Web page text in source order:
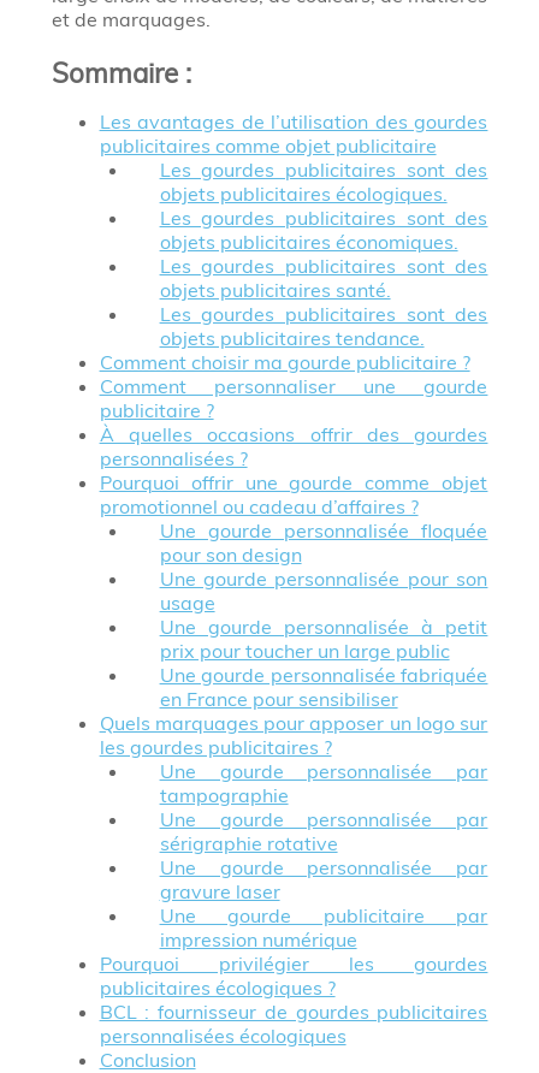
et de marquages.
Sommaire:
Les avantages de l’utilisation des gourdes
publicitaires comme objet publicitaire
Les gourdes publicitaires sont des
objets publicitaires écologiques.
Les gourdes publicitaires sont des
objets publicitaires économiques.
Les gourdes publicitaires sont des
objets publicitaires santé.
Les gourdes publicitaires sont des
objets publicitaires tendance.
Comment choisir ma gourde publicitaire ?
Comment personnaliser une gourde
publicitaire ?
À quelles occasions offrir des gourdes
personnalisées ?
Pourquoi offrir une gourde comme objet
promotionnel ou cadeau d’affaires ?
Une gourde personnalisée floquée
pour son design
Une gourde personnalisée pour son
usage
Une gourde personnalisée à petit
prix pour toucher un large public
Une gourde personnalisée fabriquée
en France pour sensibiliser
Quels marquages pour apposer un logo sur
les gourdes publicitaires ?
Une gourde personnalisée par
tampographie
Une gourde personnalisée par
sérigraphie rotative
Une gourde personnalisée par
gravure laser
Une gourde publicitaire par
impression numérique
Pourquoi privilégier les gourdes
publicitaires écologiques ?
BCL : fournisseur de gourdes publicitaires
personnalisées écologiques
Conclusion